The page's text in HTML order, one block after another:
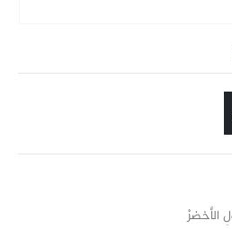
الأخضرْ